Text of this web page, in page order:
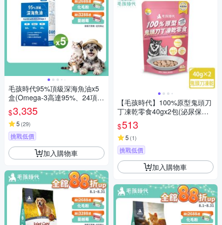
毛孩時代95%頂級深海魚油x5
盒(Omega-3高達95%、24項國
際專利、專利SPD去腥味技術)
$3,335
5 (29)
挑戰低價
加入購物車
【毛孩時代】100%原型鬼頭刀
丁凍乾零食40gx2包(泌尿保健/
犬貓凍乾/犬貓零食/貓咪凍乾/貓
咪零食)
$513
5 (1)
挑戰低價
加入購物車